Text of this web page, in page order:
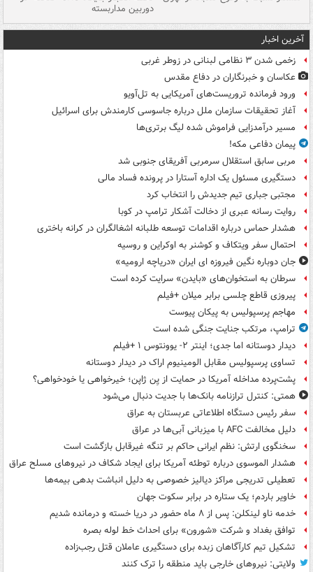
دوربین مداربسته
آخرین اخبار
زخمی شدن ۳ نظامی لبنانی در زوطر غربی
عکاسان و خبرنگاران در دفاع مقدس
ورود فرمانده تروریست‌های آمریکایی به تل‌آویو
آغاز تحقیقات سازمان ملل درباره جاسوسی کارمندش برای اسرائیل
مسیر درآمدزایی فراموش شده لیگ برتری‌ها
پیمان دفاعی مکه!
مربی سابق استقلال سرمربی آفریقای جنوبی شد
دستگیری مسئول یک اداره آستارا در پرونده فساد مالی
مجتبی جباری تیم جدیدش را انتخاب کرد
روایت رسانه عبری از دخالت آشکار ترامپ در کوبا
هشدار حماس درباره اقدامات توسعه طلبانه اشغالگران در کرانه باختری
احتمال سفر ویتکاف و کوشنر به اوکراین و روسیه
جان دوباره نگین فیروزه ای ایران «دریاچه ارومیه»
سرطان به استخوان‌های «بایدن» سرایت کرده است
پیروزی قاطع چلسی برابر میلان +فیلم
مهاجم پرسپولیس به پیکان پیوست
ترامپ، مرتکب جنایت جنگی شده است
دیدار دوستانه اما جدی؛ اینتر ۲- یوونتوس ۱ +فیلم
تساوی پرسپولیس مقابل الومینیوم اراک در دیدار دوستانه
پشت‌پرده مداخله آمریکا در حمایت از یِن ژاپن؛ خیرخواهی یا خودخواهی؟
همتی: کنترل ترازنامه بانک‌ها با جدیت دنبال می‌شود
سفر رئیس دستگاه اطلاعاتی عربستان به عراق
دلیل مخالفت AFC با میزبانی آبی‌ها در عراق
سخنگوی ارتش: نظم ایرانی حاکم بر تنگه غیرقابل بازگشت است
هشدار الموسوی درباره توطئه آمریکا برای ایجاد شکاف در نیروهای مسلح عراق
تعطیلی تدریجی مراکز دیالیز خصوصی به دلیل انباشت بدهی بیمه‌ها
خاویر باردم؛ یک ستاره در برابر سکوت جهان
خدمه ناو لینکلن: پس از ۸ ماه حضور در دریا خسته و درمانده‌ شدیم
توافق بغداد و شرکت «شورون» برای احداث خط لوله بصره
تشکیل تیم کارآگاهان زبده برای دستگیری عاملان قتل رجب‌زاده
ولایتی: نیروهای خارجی باید منطقه را ترک کنند